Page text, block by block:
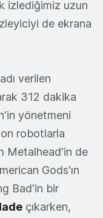
izlediğimiz uzun
de ekrana
verilen
312 dakika
yönetmeni
robotlarla
Metalhead'in de
Gods'ın
Bad'in bir
çıkarken,